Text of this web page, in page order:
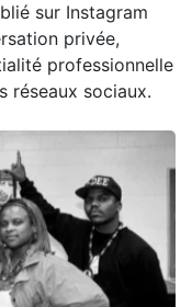
sur Instagram
privée,
professionnelle
réseaux sociaux.